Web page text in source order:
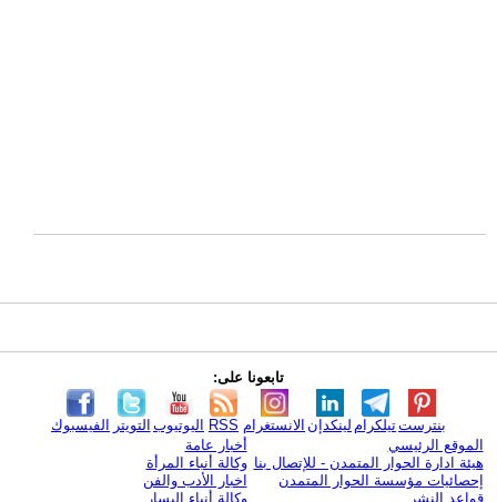
تابعونا على:
الفيسبوك التويتر اليوتيوب RSS الانستغرام لينكدإن تيلكرامبنترست
الموقع الرئيسي
هيئة ادارة الحوار المتمدن - للإتصال بنا
إحصائيات مؤسسة الحوار المتمدن
قواعد النشر
أخبار عامة
وكالة أنباء المرأة
اخبار الأدب والفن
وكالة أنباء اليسار